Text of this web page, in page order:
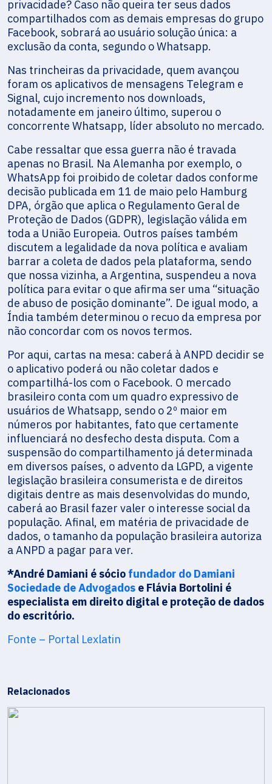
privacidade? Caso não queira ter seus dados
compartilhados com as demais empresas do grupo
Facebook, sobrará ao usuário solução única: a
exclusão da conta, segundo o Whatsapp.
Nas trincheiras da privacidade, quem avançou
foram os aplicativos de mensagens Telegram e
Signal, cujo incremento nos downloads,
notadamente em janeiro último, superou o
concorrente Whatsapp, líder absoluto no mercado.
Cabe ressaltar que essa guerra não é travada
apenas no Brasil. Na Alemanha por exemplo, o
WhatsApp foi proibido de coletar dados conforme
decisão publicada em 11 de maio pelo Hamburg
DPA, órgão que aplica o Regulamento Geral de
Proteção de Dados (GDPR), legislação válida em
toda a União Europeia. Outros países também
discutem a legalidade da nova política e avaliam
barrar a coleta de dados pela plataforma, sendo
que nossa vizinha, a Argentina, suspendeu a nova
política para evitar o que afirma ser uma “situação
de abuso de posição dominante”. De igual modo, a
Índia também determinou o recuo da empresa por
não concordar com os novos termos.
Por aqui, cartas na mesa: caberá à ANPD decidir se
o aplicativo poderá ou não coletar dados e
compartilhá-los com o Facebook. O mercado
brasileiro conta com um quadro expressivo de
usuários de Whatsapp, sendo o 2º maior em
números por habitantes, fato que certamente
influenciará no desfecho desta disputa. Com a
suspensão do compartilhamento já determinada
em diversos países, o advento da LGPD, a vigente
legislação brasileira consumerista e de direitos
digitais dentre as mais desenvolvidas do mundo,
caberá ao Brasil fazer valer o interesse social da
população. Afinal, em matéria de privacidade de
dados, o tamanho da população brasileira autoriza
a ANPD a pagar para ver.
*André Damiani é sócio fundador do Damiani
Sociedade de Advogados e Flávia Bortolini é
especialista em direito digital e proteção de dados
do escritório.
Fonte – Portal Lexlatin
Relacionados